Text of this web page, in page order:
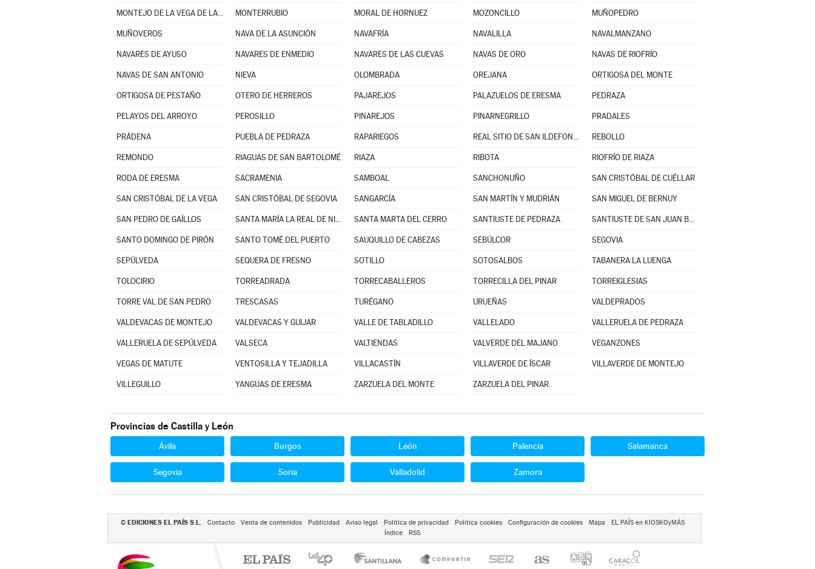
MONTEJO DE LA VEGA DE LA SERREZUELA MONTERRUBIO MORAL DE HORNUEZ MOZONCILLO MUÑOPEDRO
MUÑOVEROS NAVA DE LA ASUNCIÓN NAVAFRÍA NAVALILLA NAVALMANZANO
NAVARES DE AYUSO NAVARES DE ENMEDIO NAVARES DE LAS CUEVAS NAVAS DE ORO NAVAS DE RIOFRÍO
NAVAS DE SAN ANTONIO NIEVA OLOMBRADA OREJANA ORTIGOSA DEL MONTE
ORTIGOSA DE PESTAÑO OTERO DE HERREROS PAJAREJOS PALAZUELOS DE ERESMA PEDRAZA
PELAYOS DEL ARROYO PEROSILLO PINAREJOS PINARNEGRILLO PRADALES
PRÁDENA PUEBLA DE PEDRAZA RAPARIEGOS REAL SITIO DE SAN ILDEFONSO REBOLLO
REMONDO RIAGUAS DE SAN BARTOLOMÉ RIAZA RIBOTA RIOFRÍO DE RIAZA
RODA DE ERESMA SACRAMENIA SAMBOAL SANCHONUÑO SAN CRISTÓBAL DE CUÉLLAR
SAN CRISTÓBAL DE LA VEGA SAN CRISTÓBAL DE SEGOVIA SANGARCÍA SAN MARTÍN Y MUDRIÁN SAN MIGUEL DE BERNUY
SAN PEDRO DE GAÍLLOS SANTA MARÍA LA REAL DE NIEVA SANTA MARTA DEL CERRO SANTIUSTE DE PEDRAZA SANTIUSTE DE SAN JUAN BAUTISTA
SANTO DOMINGO DE PIRÓN SANTO TOMÉ DEL PUERTO SAUQUILLO DE CABEZAS SEBÚLCOR SEGOVIA
SEPÚLVEDA SEQUERA DE FRESNO SOTILLO SOTOSALBOS TABANERA LA LUENGA
TOLOCIRIO TORREADRADA TORRECABALLEROS TORRECILLA DEL PINAR TORREIGLESIAS
TORRE VAL DE SAN PEDRO TRESCASAS TURÉGANO URUEÑAS VALDEPRADOS
VALDEVACAS DE MONTEJO VALDEVACAS Y GUIJAR VALLE DE TABLADILLO VALLELADO VALLERUELA DE PEDRAZA
VALLERUELA DE SEPÚLVEDA VALSECA VALTIENDAS VALVERDE DEL MAJANO VEGANZONES
VEGAS DE MATUTE VENTOSILLA Y TEJADILLA VILLACASTÍN VILLAVERDE DE ÍSCAR VILLAVERDE DE MONTEJO
VILLEGUILLO YANGUAS DE ERESMA ZARZUELA DEL MONTE ZARZUELA DEL PINAR
Provincias de Castilla y León
Ávila Burgos León Palencia Salamanca
Segovia Soria Valladolid Zamora
© EDICIONES EL PAÍS S.L. Contacto Venta de contenidos Publicidad Aviso legal Política de privacidad Política cookies Configuración de cookies Mapa
EL PAÍS en KIOSKOyMÁS
Índice
RSS